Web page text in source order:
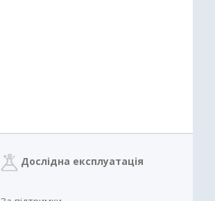
Дослідна експлуатація